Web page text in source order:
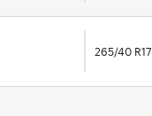
265/40 R17